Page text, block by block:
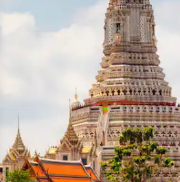
klávesov so šípkami nahor a